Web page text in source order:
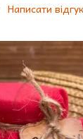
Написати відгук